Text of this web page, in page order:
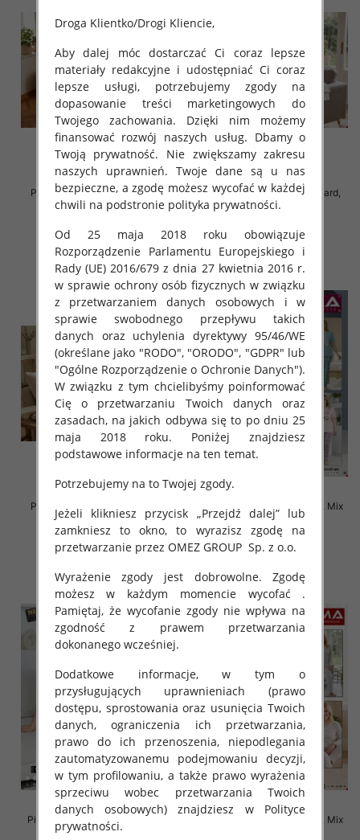
Piżama damska Roz Standard,
Mix kolor Paczka 8 szt
18.00 zł
szczegóły
Piżama damska Roz Standard,
Mix kolor Paczka 8 szt
18.00 zł
szczegóły
Piżama damska Roz Standard,
Mix kolor Paczka 8 szt
18.00 zł
Piżama damska Roz L-4XL, Mix
kolor Paczka 10 szt
18.00 zł
Piżama damska Roz L-4XL, Mix
kolor Paczka 10 szt
Piżama damska Roz L-4XL, Mix
Droga Klientko/Drogi Kliencie,
Aby dalej móc dostarczać Ci coraz lepsze
materiały redakcyjne i udostępniać Ci coraz
lepsze usługi, potrzebujemy zgody na
dopasowanie treści marketingowych do
Twojego zachowania. Dzięki nim możemy
finansować rozwój naszych usług. Dbamy o
Twoją prywatność. Nie zwiększamy zakresu
naszych uprawnień. Twoje dane są u nas
bezpieczne, a zgodę możesz wycofać w każdej
chwili na podstronie polityka prywatności.
Od 25 maja 2018 roku obowiązuje
Rozporządzenie Parlamentu Europejskiego i
Rady (UE) 2016/679 z dnia 27 kwietnia 2016 r.
w sprawie ochrony osób fizycznych w związku
z przetwarzaniem danych osobowych i w
sprawie swobodnego przepływu takich
danych oraz uchylenia dyrektywy 95/46/WE
(określane jako "RODO", "ORODO", "GDPR" lub
"Ogólne Rozporządzenie o Ochronie Danych").
W związku z tym chcielibyśmy poinformować
Cię o przetwarzaniu Twoich danych oraz
zasadach, na jakich odbywa się to po dniu 25
maja 2018 roku. Poniżej znajdziesz
podstawowe informacje na ten temat.
Potrzebujemy na to Twojej zgody.
Jeżeli klikniesz przycisk „Przejdź dalej” lub
zamkniesz to okno, to wyrazisz zgodę na
przetwarzanie przez OMEZ GROUP Sp. z o.o.
Wyrażenie zgody jest dobrowolne. Zgodę
możesz w każdym momencie wycofać .
Pamiętaj, że wycofanie zgody nie wpływa na
zgodność z prawem przetwarzania
dokonanego wcześniej.
Dodatkowe informacje, w tym o
przysługujących uprawnieniach (prawo
dostępu, sprostowania oraz usunięcia Twoich
danych, ograniczenia ich przetwarzania,
prawo do ich przenoszenia, niepodlegania
zautomatyzowanemu podejmowaniu decyzji,
w tym profilowaniu, a także prawo wyrażenia
sprzeciwu wobec przetwarzania Twoich
danych osobowych) znajdziesz w Polityce
prywatności.